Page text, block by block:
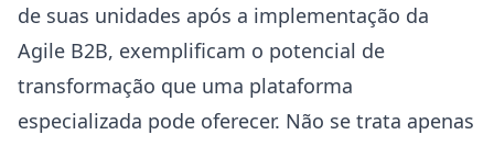
de suas unidades após a implementação da
Agile B2B, exemplificam o potencial de
transformação que uma plataforma
especializada pode oferecer. Não se trata apenas